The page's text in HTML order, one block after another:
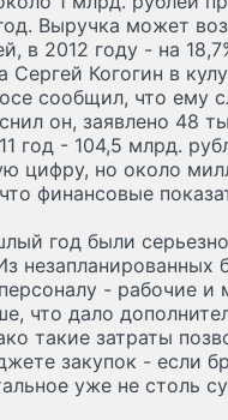
Выручка может
в 2012 году - на
Когогин в
сообщил, что ему
он, заявлено 48
год - 104,5 млрд.
цифру, но около
финансовые
год были
- рабочие и
что дало
такие затраты
закупок - если
уже не столь